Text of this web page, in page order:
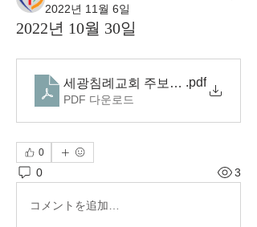
2022년 11월 6일
2022년 10월 30일
세광침례교회 주보(22.10.30)
.pdf
PDF 다운로드
0
0 3
コメントを追加…